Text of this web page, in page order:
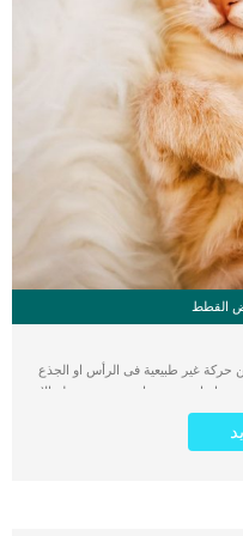
القطط
حركة غير طبيعية فى الرأس او الجذع
اصابة مرضية او عرضية بسيطة الا
يعتبر اختلال التوازن عند القطط
انه يعتبر عرض لكثير من الامراض
عند القطط لا يرتبط بسن او جنس او